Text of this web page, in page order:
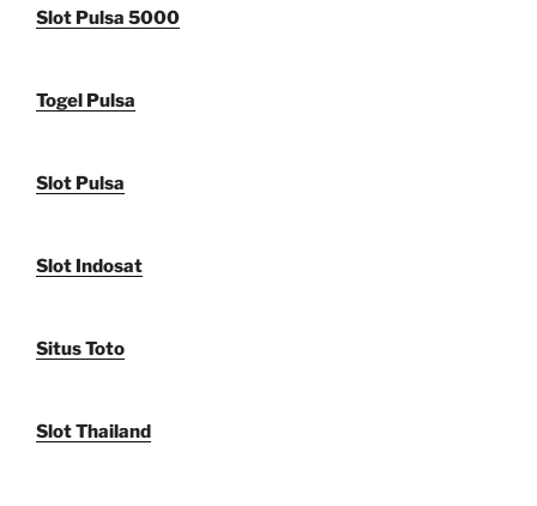
Slot Pulsa 5000
Togel Pulsa
Slot Pulsa
Slot Indosat
Situs Toto
Slot Thailand